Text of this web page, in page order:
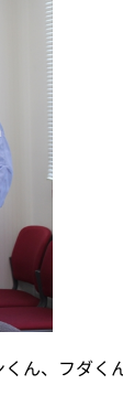
ん、フダく